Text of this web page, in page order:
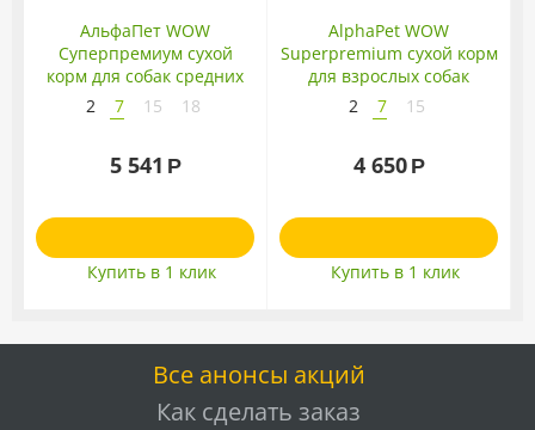
АльфаПет WOW
Суперпремиум сухой
корм для собак средних
пород с ягненком и
бурым рисом
Пищеварение
2 7 15 18
5 541 Р
Купить в 1 клик
AlphaPet WOW
Superpremium сухой корм
для взрослых собак
средних пород с
говядиной и сердцем
2 7 15
4 650 Р
Купить в 1 клик
Все анонсы акций
Как сделать заказ